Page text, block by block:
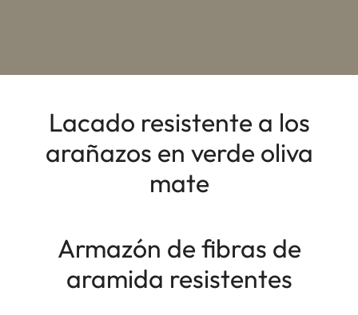
Lacado resistente a los
arañazos en verde oliva
mate
Armazón de fibras de
aramida resistentes